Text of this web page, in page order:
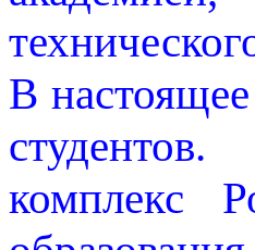
В
комплекс